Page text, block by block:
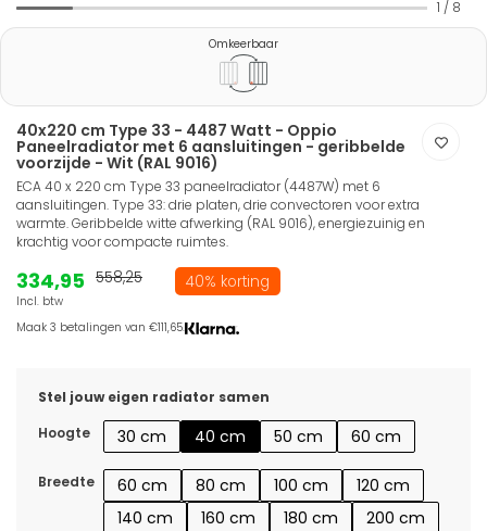
1 / 8
Omkeerbaar
40x220 cm Type 33 - 4487 Watt - Oppio
Paneelradiator met 6 aansluitingen - geribbelde
voorzijde - Wit (RAL 9016)
ECA 40 x 220 cm Type 33 paneelradiator (4487W) met 6
aansluitingen. Type 33: drie platen, drie convectoren voor extra
warmte. Geribbelde witte afwerking (RAL 9016), energiezuinig en
krachtig voor compacte ruimtes.
334,95
Incl. btw
558,25 40% korting
Maak 3 betalingen van €111,65.
Stel jouw eigen radiator samen
Hoogte
30 cm 40 cm 50 cm 60 cm
Breedte 60 cm 80 cm 100 cm
120 cm
140 cm
160 cm 180 cm
200 cm